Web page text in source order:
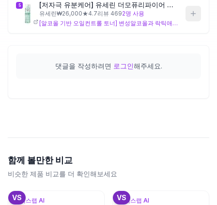
5 [저자극 유분케어] 유세린 더모퓨리파이어 오일컨트롤 토너 200ml
유세린₩26,000★4.7리뷰 4692명 사용
[알코올 기반 오일컨트롤 토너] 변성알코올과 락틱애씨드가 고유 성분으로 포함된 심플한 포뮬라로, 즉각적인 피지 제거와 가벼운 각질 케어를 겨냥한 설계입니다. 성분 구성이 단순해 배합 자극은 낮은 편이지만, 변성알코올 함유로 인해 건성 피부나 피부장벽이 약화된 분에게는 적합하지 않을 수 있어요. 개기름이 심한 지성 피부에서 즉각적인 청량감과 유분 컨트롤을 원할 때 적합해요.
댓글을 작성하려면 로그인해주세요.
함께 볼만한 비교
비슷한 제품 비교를 더 확인해보세요
VS
뷰틱스랩 AI VS
뷰틱스랩 AI